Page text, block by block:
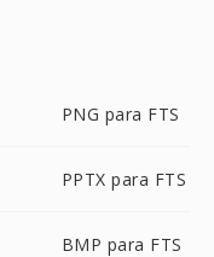
PNG para FTS
PPTX para FTS
BMP para FTS